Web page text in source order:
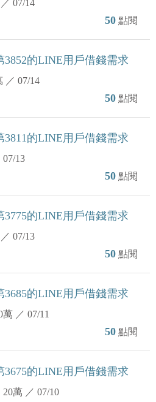
／ 07/14
50 點閱
3852的LINE用戶借錢需求
／ 07/14
50 點閱
3811的LINE用戶借錢需求
07/13
50 點閱
3775的LINE用戶借錢需求
／ 07/13
50 點閱
3685的LINE用戶借錢需求
萬 ／ 07/11
50 點閱
3675的LINE用戶借錢需求
20萬 ／ 07/10